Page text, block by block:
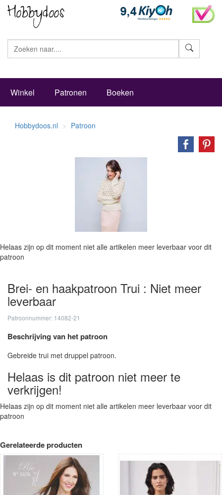
Winkel Patronen Boeken
Hobbydoos.nl Patroon
Helaas zijn op dit moment niet alle artikelen meer leverbaar voor dit
patroon
Brei- en haakpatroon Trui : Niet meer
leverbaar
Patroonnummer: 14082-21
Beschrijving van het patroon
Gebreide trui met druppel patroon.
Helaas is dit patroon niet meer te
verkrijgen!
Helaas zijn op dit moment niet alle artikelen meer leverbaar voor dit
patroon
Gerelateerde producten